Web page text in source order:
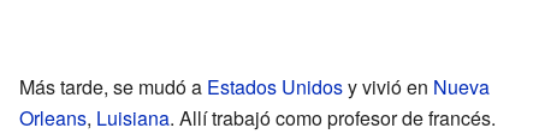
Más tarde, se mudó a Estados Unidosy vivió en Nueva
Orleans, Luisiana. Allí trabajó como profesor de francés.